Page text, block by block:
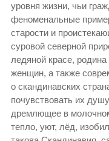
уровня жизни, чьи
феноменальные
старости и
суровой северной
ледяной красе,
женщин, а также
о скандинавских
почувствовать их
дремлющее в
тепло, уют, лёд,